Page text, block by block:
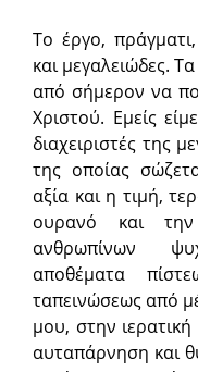
Το έργο,
και μεγαλειώδες.
από σήμερον να
Χριστού. Εμείς
διαχειριστές της
της οποίας
αξία και η τιμή,
ουρανό και
ανθρωπίνων
αποθέματα
ταπεινώσεως από
μου, στην
αυταπάρνηση και